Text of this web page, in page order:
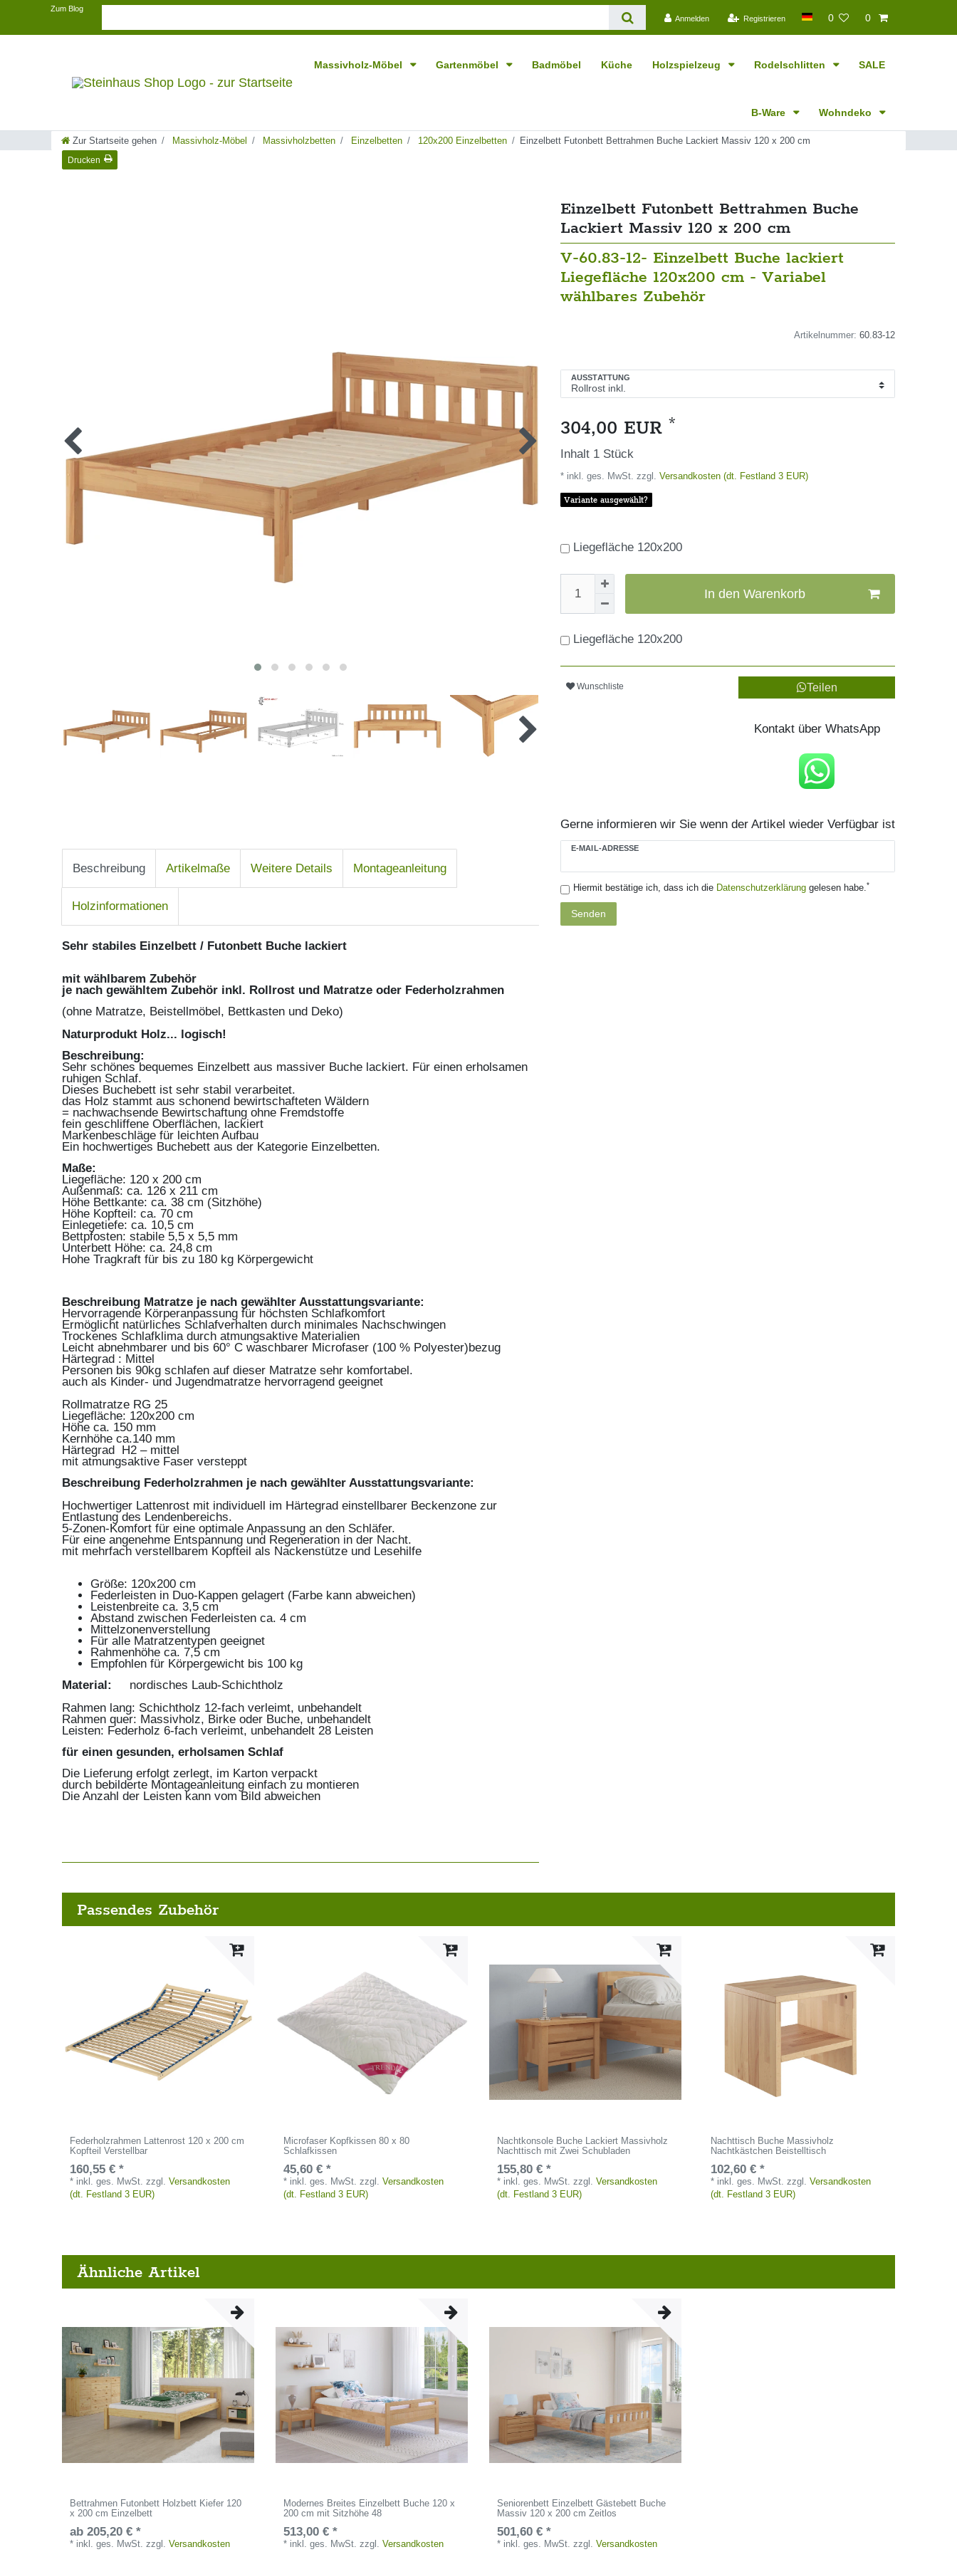
Zum Blog
Anmelden
Registrieren 0 0
Massivholz-Möbel Gartenmöbel Badmöbel Küche Holzspielzeug Rodelschlitten SALE
B-Ware Wohndeko
Zur Startseite gehen Massivholz-Möbel Massivholzbetten Einzelbetten 120x200 Einzelbetten Einzelbett Futonbett Bettrahmen Buche Lackiert Massiv 120 x 200 cm
Drucken
Einzelbett Futonbett Bettrahmen Buche
Lackiert Massiv 120 x 200 cm
V-60.83-12- Einzelbett Buche lackiert
Liegefläche 120x200 cm - Variabel
wählbares Zubehör
Artikelnummer: 60.83-12
AUSSTATTUNG
304,00 EUR *
Inhalt 1 Stück
* inkl. ges. MwSt. zzgl. Versandkosten (dt. Festland 3 EUR)
Variante ausgewählt?
Liegefläche 120x200
In den Warenkorb
Liegefläche 120x200
Wunschliste Teilen
Kontakt über WhatsApp
Beschreibung Artikelmaße Weitere Details Montageanleitung
Holzinformationen
Sehr stabiles Einzelbett / Futonbett Buche lackiert
mit wählbarem Zubehör
je nach gewähltem Zubehör inkl. Rollrost und Matratze oder Federholzrahmen
(ohne Matratze, Beistellmöbel, Bettkasten und Deko)
Naturprodukt Holz... logisch!
Beschreibung:
Sehr schönes bequemes Einzelbett aus massiver Buche lackiert. Für einen erholsamen
ruhigen Schlaf.
Dieses Buchebett ist sehr stabil verarbeitet.
das Holz stammt aus schonend bewirtschafteten Wäldern
= nachwachsende Bewirtschaftung ohne Fremdstoffe
fein geschliffene Oberflächen, lackiert
Markenbeschläge für leichten Aufbau
Ein hochwertiges Buchebett aus der Kategorie Einzelbetten.
Maße:
Liegefläche: 120 x 200 cm
Außenmaß: ca. 126 x 211 cm
Höhe Bettkante: ca. 38 cm (Sitzhöhe)
Höhe Kopfteil: ca. 70 cm
Einlegetiefe: ca. 10,5 cm
Bettpfosten: stabile 5,5 x 5,5 mm
Unterbett Höhe: ca. 24,8 cm
Hohe Tragkraft für bis zu 180 kg Körpergewicht
Beschreibung Matratze je nach gewählter Ausstattungsvariante:
Hervorragende Körperanpassung für höchsten Schlafkomfort
Ermöglicht natürliches Schlafverhalten durch minimales Nachschwingen
Trockenes Schlafklima durch atmungsaktive Materialien
Leicht abnehmbarer und bis 60° C waschbarer Microfaser (100 % Polyester)bezug
Härtegrad : Mittel
Personen bis 90kg schlafen auf dieser Matratze sehr komfortabel.
auch als Kinder- und Jugendmatratze hervorragend geeignet
Rollmatratze RG 25
Liegefläche: 120x200 cm
Höhe ca. 150 mm
Kernhöhe ca.140 mm
Härtegrad H2 – mittel
mit atmungsaktive Faser versteppt
Beschreibung Federholzrahmen je nach gewählter Ausstattungsvariante:
Hochwertiger Lattenrost mit individuell im Härtegrad einstellbarer Beckenzone zur
Entlastung des Lendenbereichs.
5-Zonen-Komfort für eine optimale Anpassung an den Schläfer.
Für eine angenehme Entspannung und Regeneration in der Nacht.
mit mehrfach verstellbarem Kopfteil als Nackenstütze und Lesehilfe
Größe: 120x200 cm
Federleisten in Duo-Kappen gelagert (Farbe kann abweichen)
Leistenbreite ca. 3,5 cm
Abstand zwischen Federleisten ca. 4 cm
Mittelzonenverstellung
Für alle Matratzentypen geeignet
Rahmenhöhe ca. 7,5 cm
Empfohlen für Körpergewicht bis 100 kg
Material:
nordisches Laub-Schichtholz
Rahmen lang: Schichtholz 12-fach verleimt, unbehandelt
Rahmen quer: Massivholz, Birke oder Buche, unbehandelt
Leisten: Federholz 6-fach verleimt, unbehandelt 28 Leisten
für einen gesunden, erholsamen Schlaf
Die Lieferung erfolgt zerlegt, im Karton verpackt
durch bebilderte Montageanleitung einfach zu montieren
Die Anzahl der Leisten kann vom Bild abweichen
Gerne informieren wir Sie wenn der Artikel wieder Verfügbar ist
E-MAIL-ADRESSE
Hiermit bestätige ich, dass ich die Daten­schutz­erklärunggelesen habe. *
Senden
Passendes Zubehör
Federholzrahmen Lattenrost 120 x 200 cm
Kopfteil Verstellbar
160,55 € *
* inkl. ges. MwSt. zzgl.Versandkosten
(dt. Festland 3 EUR)
Microfaser Kopfkissen 80 x 80
Schlafkissen
45,60 € *
* inkl. ges. MwSt. zzgl.Versandkosten
(dt. Festland 3 EUR)
Nachtkonsole Buche Lackiert Massivholz
Nachttisch mit Zwei Schubladen
155,80 € *
* inkl. ges. MwSt. zzgl.Versandkosten
(dt. Festland 3 EUR)
Nachttisch Buche Massivholz
Nachtkästchen Beistelltisch
102,60 € *
* inkl. ges. MwSt. zzgl.Versandkosten
(dt. Festland 3 EUR)
Ähnliche Artikel
Bettrahmen Futonbett Holzbett Kiefer 120
x 200 cm Einzelbett
ab 205,20 € *
* inkl. ges. MwSt. zzgl.Versandkosten
Modernes Breites Einzelbett Buche 120 x
200 cm mit Sitzhöhe 48
513,00 € *
* inkl. ges. MwSt. zzgl.Versandkosten
Seniorenbett Einzelbett Gästebett Buche
Massiv 120 x 200 cm Zeitlos
501,60 € *
* inkl. ges. MwSt. zzgl.Versandkosten